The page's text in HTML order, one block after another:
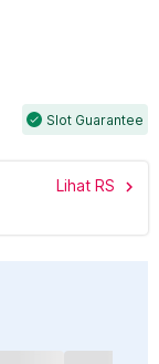
check Slot Guarantee
Lihat RS chevron_right